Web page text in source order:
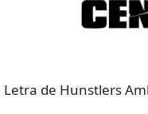
Letra de Hunstlers